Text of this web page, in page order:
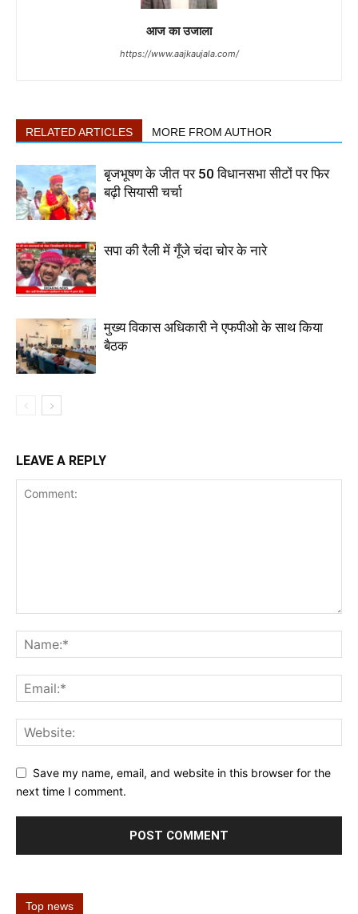
आज का उजाला
https://www.aajkaujala.com/
RELATED ARTICLES MORE FROM AUTHOR
बृजभूषण के जीत पर 50 विधानसभा सीटों पर फिर
बढ़ी सियासी चर्चा
सपा की रैली में गूँजे चंदा चोर के नारे
मुख्य विकास अधिकारी ने एफपीओ के साथ किया
बैठक
LEAVE A REPLY
Save my name, email, and website in this browser for the
next time I comment.
Top news